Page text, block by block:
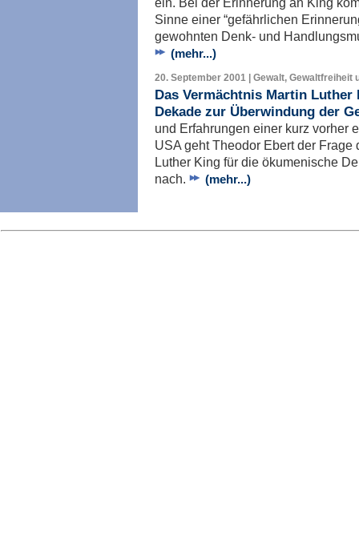
Sinne einer “gefährlichen
gewohnten Denk- und
(mehr...)
20. September 2001 | Gewalt, Gewaltfreiheit
Das Vermächtnis Martin
Dekade zur Überwindung der
und Erfahrungen einer kurz vorher
USA geht Theodor Ebert der
Luther King für die ökumenische
nach.
(mehr...)